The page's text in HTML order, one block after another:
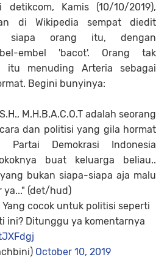
Kamis (10/10/2019),
di Wikipedia sempat diedit
siapa orang itu, dengan
embel 'bacot'. Orang tak
itu menuding Arteria sebagai
Begini bunyinya:
M.H.B.A.C.O.T adalah seorang
dan politisi yang gila hormat
Demokrasi Indonesia
buat keluarga beliau..
bukan siapa-siapa aja malu
ya..." (det/hud)
cocok untuk politisi seperti
ini? Ditunggu ya komentarnya
October 10, 2019